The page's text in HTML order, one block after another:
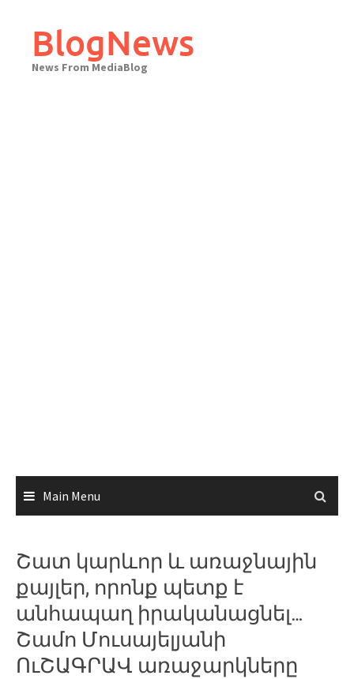
contentBlogNews
News From MediaBlog
Main Menu
Շատ կարևոր և առաջնային
քայլեր, որոնք պետք է
անհապաղ իրականացնել…
Շամո Մուսայելյանի
ՈւՇԱԳՐԱՎ առաջարկները